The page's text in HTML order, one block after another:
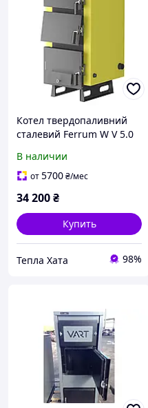
Котел твердопаливний
сталевий Ferrum W V 5.0
В наличии
от5700₴/мес
34 200₴
Купить
Тепла Хата 98%